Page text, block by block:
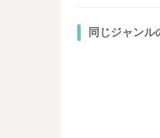
同じジャンル